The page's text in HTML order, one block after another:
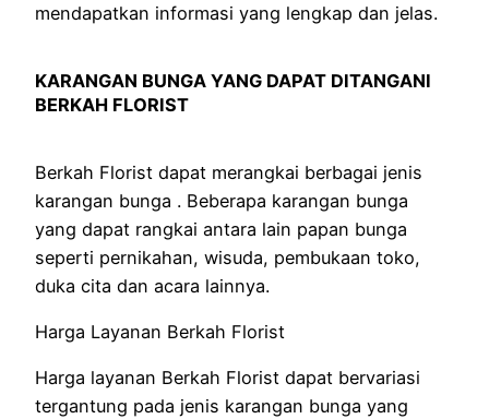
mendapatkan informasi yang lengkap dan jelas.
KARANGAN BUNGA YANG DAPAT DITANGANI
BERKAH FLORIST
Berkah Florist dapat merangkai berbagai jenis
karangan bunga . Beberapa karangan bunga
yang dapat rangkai antara lain papan bunga
seperti pernikahan, wisuda, pembukaan toko,
duka cita dan acara lainnya.
Harga Layanan Berkah Florist
Harga layanan Berkah Florist dapat bervariasi
tergantung pada jenis karangan bunga yang